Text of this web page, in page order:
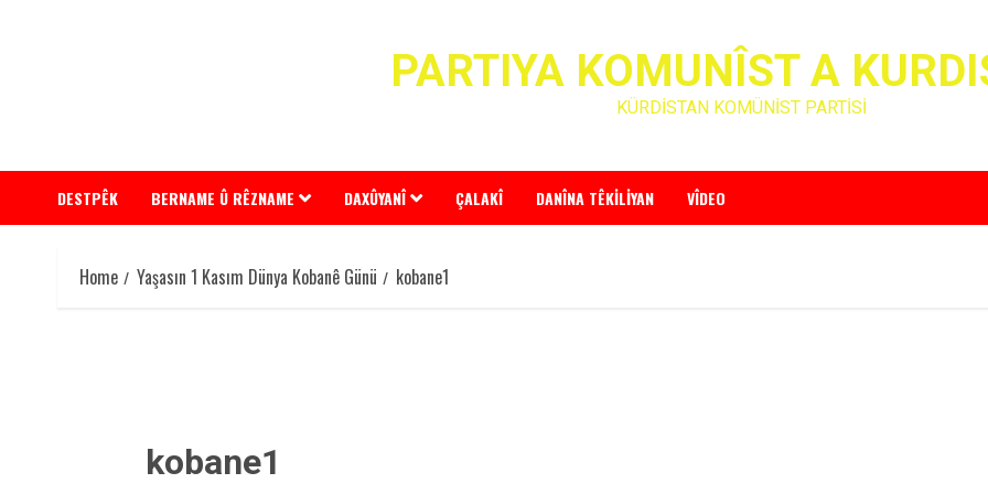
PARTIYA KOMUNÎST A
KÜRDİSTAN KOMÜNİST PARTİSİ
DESTPÊK BERNAME Û RÊZNAME DAXÛYANÎ ÇALAKÎ DANÎNA TÊKILIYAN VÎDEO
Home Yaşasın 1 Kasım Dünya Kobanê Günü kobane1
kobane1